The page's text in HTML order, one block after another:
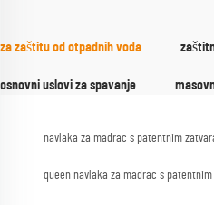
za zaštitu od otpadnih voda
osnovni uslovi za spavanje
navlaka za madrac s patentnim
queen navlaka za madrac s